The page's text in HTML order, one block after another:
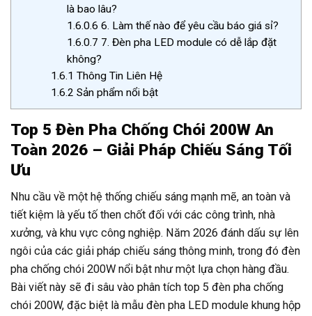
là bao lâu?
1.6.0.6 6. Làm thế nào để yêu cầu báo giá sỉ?
1.6.0.7 7. Đèn pha LED module có dễ lắp đặt
không?
1.6.1 Thông Tin Liên Hệ
1.6.2 Sản phẩm nổi bật
Top 5 Đèn Pha Chống Chói 200W An
Toàn 2026 – Giải Pháp Chiếu Sáng Tối
Ưu
Nhu cầu về một hệ thống chiếu sáng mạnh mẽ, an toàn và
tiết kiệm là yếu tố then chốt đối với các công trình, nhà
xưởng, và khu vực công nghiệp. Năm 2026 đánh dấu sự lên
ngôi của các giải pháp chiếu sáng thông minh, trong đó đèn
pha chống chói 200W nổi bật như một lựa chọn hàng đầu.
Bài viết này sẽ đi sâu vào phân tích top 5 đèn pha chống
chói 200W, đặc biệt là mẫu đèn pha LED module khung hộp